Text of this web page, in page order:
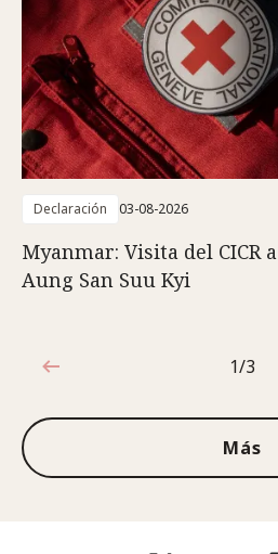
Declaración 03-08-2026
Myanmar: Visita del CICR a
Aung San Suu Kyi
1de3
1/3
Más